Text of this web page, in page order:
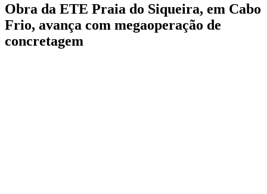
Obra da ETE Praia do Siqueira, em Cabo
Frio, avança com megaoperação de
concretagem